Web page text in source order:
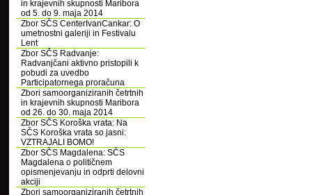
in krajevnih skupnosti Maribora
od 5. do 9. maja 2014
Zbor SČS CenterIvanCankar: O
umetnostni galeriji in Festivalu
Lent
Zbor SČS Radvanje:
Radvanjčani aktivno pristopili k
pobudi za uvedbo
Participatornega proračuna
Zbori samoorganiziranih četrtnih
in krajevnih skupnosti Maribora
od 26. do 30. maja 2014
Zbor SČS Koroška vrata: Na
SČS Koroška vrata so jasni:
VZTRAJALI BOMO!
Zbor SČS Magdalena: SČS
Magdalena o političnem
opismenjevanju in odprti delovni
akciji
Zbori samoorganiziranih četrtnih